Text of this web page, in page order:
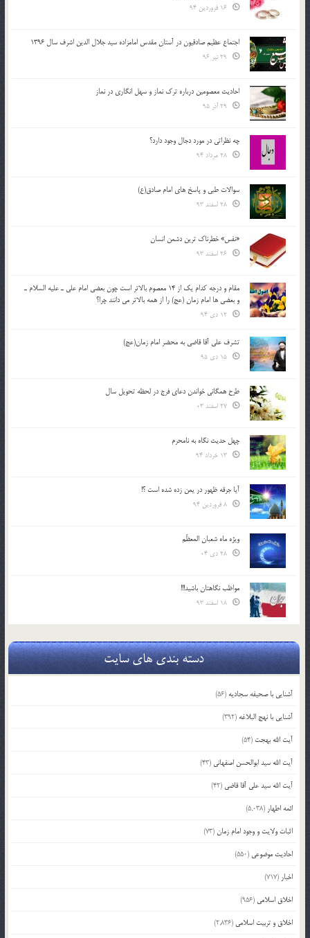
اجتماع عظیم صادقیون در آستان مقدس امامزاده سید جلال الدین اشرف سال 1396
احادیث معصومین درباره ترک نماز و سهل انگاری در نماز
چه نظراتی در مورد دجال وجود دارد؟
سوالات طبی و پاسخ های امام صادق(ع)
«نفس» خطرناک ترین دشمن انسان
مقام و درجه كدام يك از 14 معصوم بالاتر است چون بعضي امام علي ـ عليه السلام ـ
و بعضي ها امام زمان (عج) را از همه بالاتر مي دانند چرا؟
تشرف علي آقا قاضي به محضر امام زمان(عج)
طرح همگانی خواندن دعای فرج در لحظه تحویل سال
چهل حدیث نگاه به نامحرم
آیا جرقه ظهور در یمن زده شده است ؟!
ویژه ماه شعبان المعظّم
مواظب نگاهتان باشید!!!
دسته بندی های سایت
آشنایی با صحیفه سجادیه (56)
آشنایی با نهج البلاغه (392)
آیت الله بهجت (54)
آیت الله سید ابوالحسن اصفهانی (43)
آیت الله سید علی آقا قاضی (42)
ائمه اطهار (5,038)
اثبات ولایت و وجود امام زمان(73)
احادیث موضوعی (550)
اخبار (717)
اخلاق اسلامی (956)
اخلاق و تربیت اسلامی (2,836)